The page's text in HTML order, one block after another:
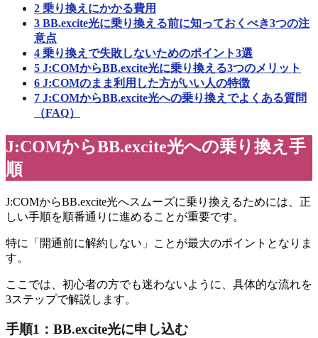
2 乗り換えにかかる費用
3 BB.excite光に乗り換える前に知っておくべき3つの注
意点
4 乗り換えで失敗しないためのポイント3選
5 J:COMからBB.excite光に乗り換える3つのメリット
6 J:COMのまま利用した方がいい人の特徴
7 J:COMからBB.excite光への乗り換えでよくある質問
（FAQ）
J:COMからBB.excite光への乗り換え手
順
J:COMからBB.excite光へスムーズに乗り換えるためには、正
しい手順を順番通りに進めることが重要です。
特に「開通前に解約しない」ことが最大のポイントとなりま
す。
ここでは、初心者の方でも迷わないように、具体的な流れを
3ステップで解説します。
手順1：BB.excite光に申し込む